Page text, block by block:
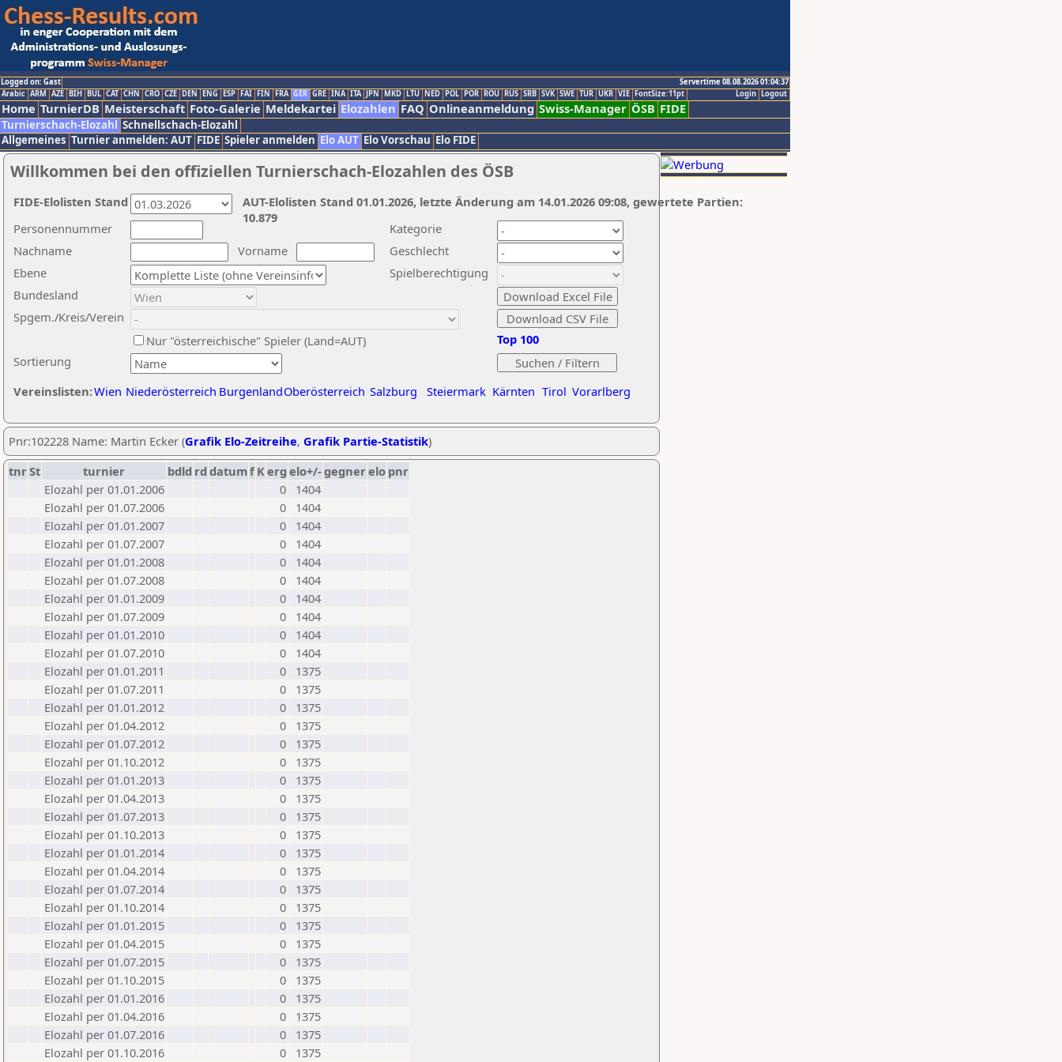
Logged on: Gast
Servertime 08.08.2026 01:04:37
Logout
Login
Arabic ARM AZE BIH BUL CAT CHN CRO CZE DEN ENG ESP FAI FIN FRA GER GRE INA ITA JPN MKD LTU NED POL POR ROU RUS SRB SVK SWE TUR UKR VIE FontSize:11pt
Home TurnierDB Meisterschaft Foto-Galerie Meldekartei Elozahlen FAQ Onlineanmeldung Swiss-Manager ÖSB FIDE
Turnierschach-Elozahl Schnellschach-Elozahl
Allgemeines Turnier anmelden: AUT FIDE Spieler anmelden Elo AUT Elo Vorschau Elo FIDE
Willkommen bei den offiziellen Turnierschach-Elozahlen des ÖSB
Nachname
Vorname
Ebene
Kategorie
Sortierung
Personennummer
Bundesland
Spgem./Kreis/Verein
Geschlecht
Nur "österreichische" Spieler (Land=AUT)
Spielberechtigung
Vereinslisten:Wien Niederösterreich BurgenlandOberösterreich Salzburg Steiermark Kärnten Tirol Vorarlberg
Top 100
AUT-Elolisten Stand 01.01.2026, letzte Änderung am 14.01.2026 09:08, gewertete Partien:
10.879
FIDE-Elolisten Stand
Pnr:102228 Name: Martin Ecker (Grafik Elo-Zeitreihe, Grafik Partie-Statistik)
tnrSt turnier bdld rd datumf Kerg elo+/-gegnerelo pnr
Elozahl per 01.01.2006
0
1404
Elozahl per 01.07.2006
0
1404
Elozahl per 01.01.2007
0
1404
Elozahl per 01.07.2007
0
1404
Elozahl per 01.01.2008
0
1404
Elozahl per 01.07.2008
0
1404
Elozahl per 01.01.2009
0
1404
Elozahl per 01.07.2009
0
1404
Elozahl per 01.01.2010
0
1404
Elozahl per 01.07.2010
0
1404
Elozahl per 01.01.2011
0
1375
Elozahl per 01.07.2011
0
1375
Elozahl per 01.01.2012
0
1375
Elozahl per 01.04.2012
0
1375
Elozahl per 01.07.2012
0
1375
Elozahl per 01.10.2012
0
1375
Elozahl per 01.01.2013
0
1375
Elozahl per 01.04.2013
0
1375
Elozahl per 01.07.2013
0
1375
Elozahl per 01.10.2013
0
1375
Elozahl per 01.01.2014
0
1375
Elozahl per 01.04.2014
0
1375
Elozahl per 01.07.2014
0
1375
Elozahl per 01.10.2014
0
1375
Elozahl per 01.01.2015
0
1375
Elozahl per 01.04.2015
0
1375
Elozahl per 01.07.2015
0
1375
Elozahl per 01.10.2015
0
1375
Elozahl per 01.01.2016
0
1375
Elozahl per 01.04.2016
0
1375
Elozahl per 01.07.2016
0
1375
Elozahl per 01.10.2016
0 1375